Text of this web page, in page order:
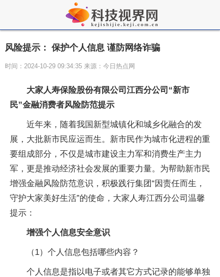
风险提示： 保护个人信息 谨防网络诈骗
时间：2024-10-29 09:34:35 来源：今日热点网
大家人寿保险股份有限公司江西分公司“新市
民”金融消费者风险防范提示
近年来，随着我国新型城镇化和城乡化融合的发
展，大批新市民应运而生。新市民作为城市化进程的重
要组成部分，不仅是城市建设主力军和消费生产主力
军，更是推动经济社会发展的重要力量。为帮助新市民
增强金融风险防范意识，积极践行集团“因责任而生，
守护大家美好生活”的使命，大家人寿江西分公司温馨
提示：
增强个人信息安全意识
（1）个人信息包括哪些内容？
个人信息是指以电子或者其它方式记录的能够单独